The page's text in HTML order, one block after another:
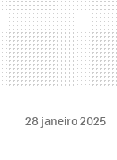
28 janeiro 2025